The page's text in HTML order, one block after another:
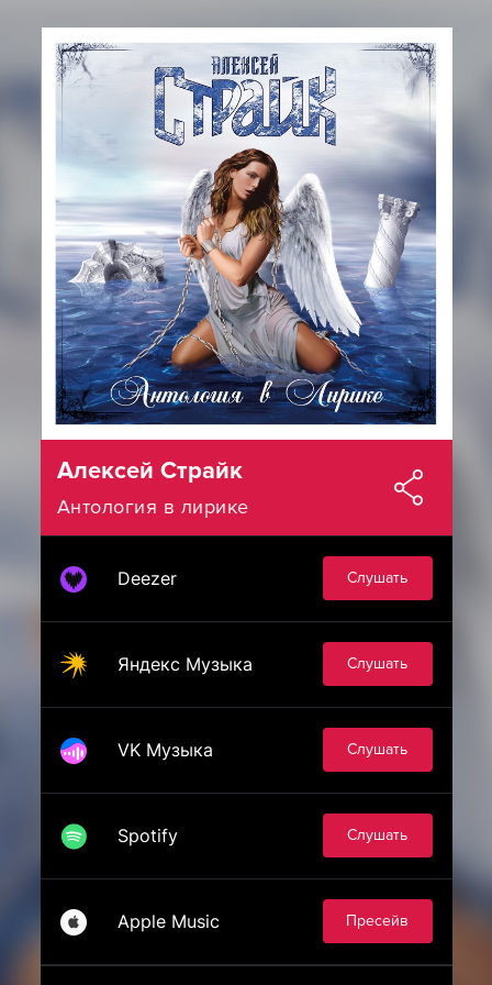
Алексей Страйк
Антология в лирике
Deezer Слушать
Яндекс Музыка Слушать
VK Музыка Слушать
Spotify Слушать
Apple Music Пресейв